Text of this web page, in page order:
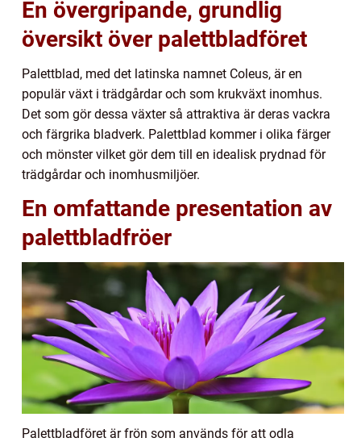
En övergripande, grundlig
översikt över palettbladföret
Palettblad, med det latinska namnet Coleus, är en
populär växt i trädgårdar och som krukväxt inomhus.
Det som gör dessa växter så attraktiva är deras vackra
och färgrika bladverk. Palettblad kommer i olika färger
och mönster vilket gör dem till en idealisk prydnad för
trädgårdar och inomhusmiljöer.
En omfattande presentation av
palettbladfröer
Palettbladföret är frön som används för att odla